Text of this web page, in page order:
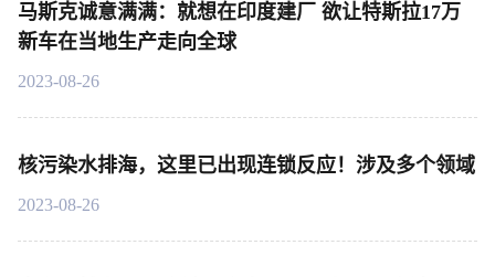
马斯克诚意满满：就想在印度建厂 欲让特斯拉17万
新车在当地生产走向全球
2023-08-26
核污染水排海，这里已出现连锁反应！涉及多个领域
2023-08-26